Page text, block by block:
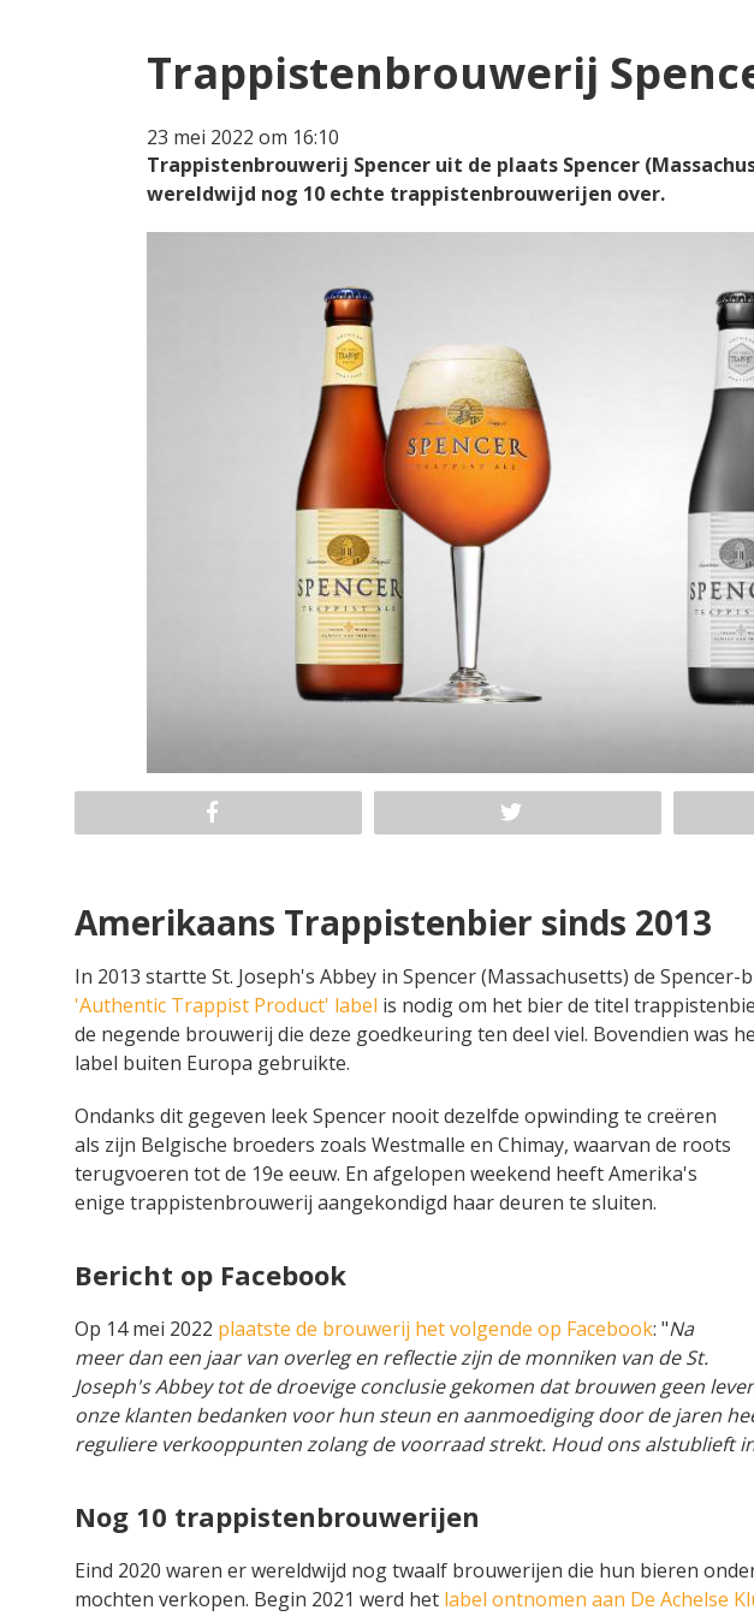
Trappistenbrouwerij
23 mei 2022 om 16:10
Trappistenbrouwerij Spencer uit de plaats Spencer
wereldwijd nog 10 echte trappistenbrouwerijen over.
Amerikaans Trappistenbier sinds 2013
In 2013 startte St. Joseph's Abbey in Spencer (Massachusetts) de Spencer-
'Authentic Trappist Product' label is nodig om het bier de titel
de negende brouwerij die deze goedkeuring ten deel viel. Bovendien was
label buiten Europa gebruikte.
Ondanks dit gegeven leek Spencer nooit dezelfde opwinding te creëren
als zijn Belgische broeders zoals Westmalle en Chimay, waarvan de roots
terugvoeren tot de 19e eeuw. En afgelopen weekend heeft Amerika's
enige trappistenbrouwerij aangekondigd haar deuren te sluiten.
Bericht op Facebook
Op 14 mei 2022 plaatste de brouwerij het volgende op Facebook: "Na
meer dan een jaar van overleg en reflectie zijn de monniken van de St.
Joseph's Abbey tot de droevige conclusie gekomen dat brouwen geen
onze klanten bedanken voor hun steun en aanmoediging door de jaren
reguliere verkooppunten zolang de voorraad strekt. Houd ons alstublieft
Nog 10 trappistenbrouwerijen
Eind 2020 waren er wereldwijd nog twaalf brouwerijen die hun bieren
mochten verkopen. Begin 2021 werd het label ontnomen aan De Achelse